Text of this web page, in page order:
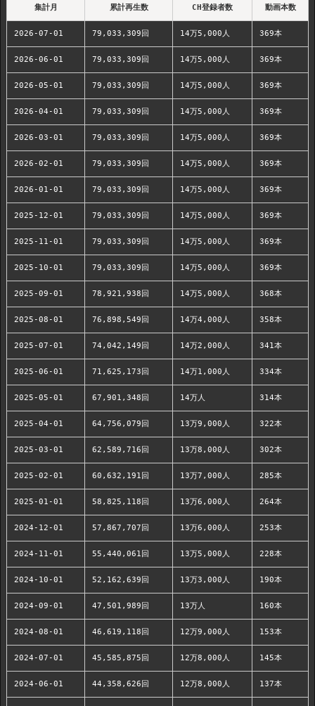
集計月 累計再生数 CH登録者数 動画本数
2026-07-01 79,033,309回 14万5,000人 369本
2026-06-01 79,033,309回 14万5,000人 369本
2026-05-01 79,033,309回 14万5,000人 369本
2026-04-01 79,033,309回 14万5,000人 369本
2026-03-01 79,033,309回 14万5,000人 369本
2026-02-01 79,033,309回 14万5,000人 369本
2026-01-01 79,033,309回 14万5,000人 369本
2025-12-01 79,033,309回 14万5,000人 369本
2025-11-01 79,033,309回 14万5,000人 369本
2025-10-01 79,033,309回 14万5,000人 369本
2025-09-01 78,921,938回 14万5,000人 368本
2025-08-01 76,898,549回 14万4,000人 358本
2025-07-01 74,042,149回 14万2,000人 341本
2025-06-01 71,625,173回 14万1,000人 334本
2025-05-01 67,901,348回 14万人 314本
2025-04-01 64,756,079回 13万9,000人 322本
2025-03-01 62,589,716回 13万8,000人 302本
2025-02-01 60,632,191回 13万7,000人 285本
2025-01-01 58,825,118回 13万6,000人 264本
2024-12-01 57,867,707回 13万6,000人 253本
2024-11-01 55,440,061回 13万5,000人 228本
2024-10-01 52,162,639回 13万3,000人 190本
2024-09-01 47,501,989回 13万人 160本
2024-08-01 46,619,118回 12万9,000人 153本
2024-07-01 45,585,875回 12万8,000人 145本
2024-06-01 44,358,626回 12万8,000人 137本